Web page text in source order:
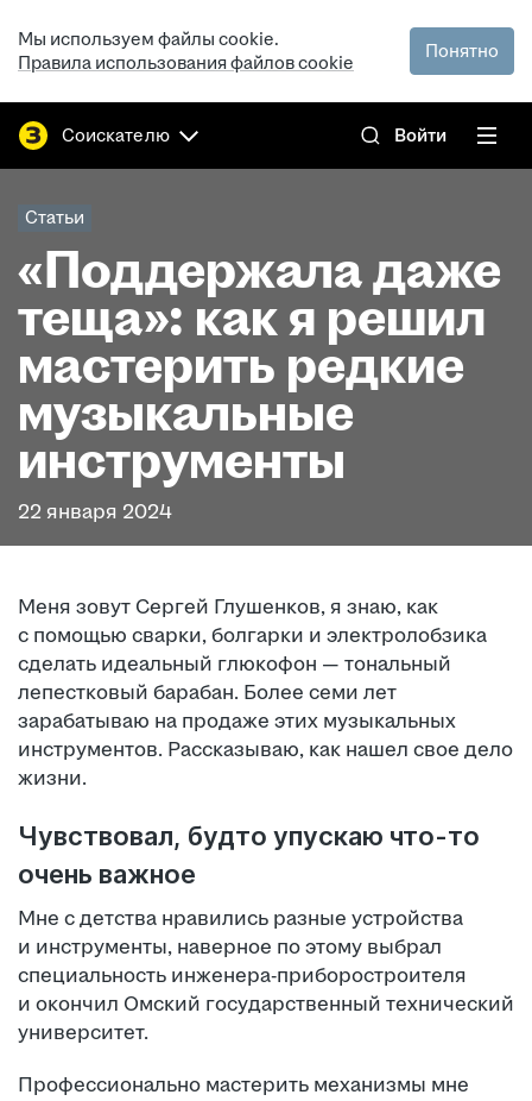
Мы используем файлы cookie.
Правила использования файлов cookie
Понятно
Соискателю Войти
Статьи
«Поддержала даже
теща»: как я решил
мастерить редкие
музыкальные
инструменты
22 января 2024
Меня зовут Сергей Глушенков, я знаю, как
с помощью сварки, болгарки и электролобзика
сделать идеальный глюкофон — тональный
лепестковый барабан. Более семи лет
зарабатываю на продаже этих музыкальных
инструментов. Рассказываю, как нашел свое дело
жизни.
Чувствовал, будто упускаю что-то
очень важное
Мне с детства нравились разные устройства
и инструменты, наверное по этому выбрал
специальность инженера-приборостроителя
и окончил Омский государственный технический
университет.
Профессионально мастерить механизмы мне